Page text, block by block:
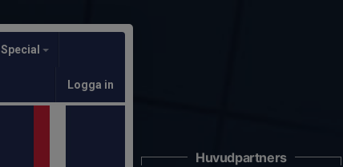
Special
Logga in
Huvudpartners